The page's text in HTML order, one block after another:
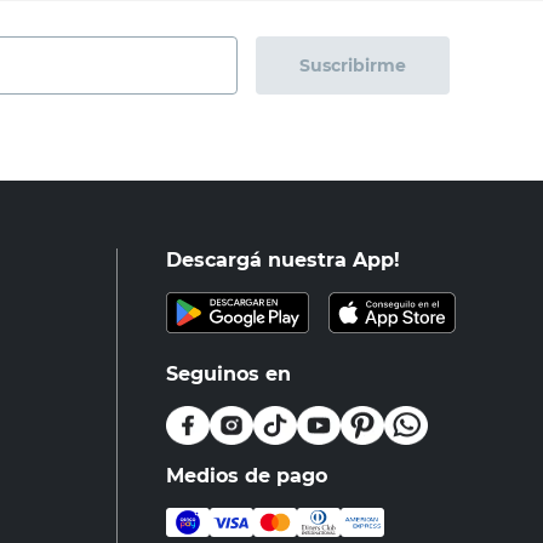
Suscribirme
Descargá nuestra App!
Seguinos en
Medios de pago